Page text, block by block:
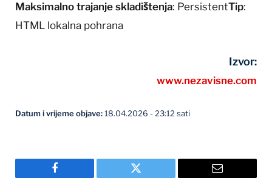
Maksimalno trajanje skladištenja: PersistentTip:
HTML lokalna pohrana
Izvor:
www.nezavisne.com
Datum i vrijeme objave:18.04.2026 - 23:12 sati
Facebook Twitter Email